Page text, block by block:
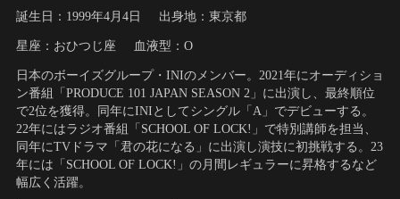
誕生日：1999年4月4日 出身地：東京都
星座：おひつじ座 血液型：O
日本のボーイズグループ・INIのメンバー。2021年にオーディショ
ン番組「PRODUCE 101 JAPAN SEASON 2」に出演し、最終順位
で2位を獲得。同年にINIとしてシングル「A」でデビューする。
22年にはラジオ番組「SCHOOL OF LOCK!」で特別講師を担当、
同年にTVドラマ「君の花になる」に出演し演技に初挑戦する。23
年には「SCHOOL OF LOCK!」の月間レギュラーに昇格するなど
幅広く活躍。